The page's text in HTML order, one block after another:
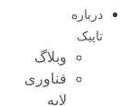
درباره
تاپیک
وبلاگ
فناوری
لایه